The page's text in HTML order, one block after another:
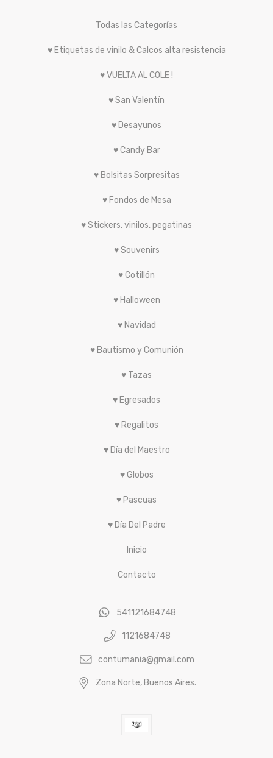
♥ Etiquetas de vinilo & Calcos alta resistencia
♥ VUELTA AL COLE !
♥ San Valentín
♥ Desayunos
♥ Candy Bar
♥ Bolsitas Sorpresitas
♥ Fondos de Mesa
♥ Stickers, vinilos, pegatinas
♥ Souvenirs
♥ Cotillón
♥ Halloween
♥ Navidad
♥ Bautismo y Comunión
♥ Tazas
♥ Egresados
♥ Regalitos
♥ Día del Maestro
♥ Globos
♥ Pascuas
♥ Día Del Padre
Inicio
Contacto
1121684748
contumania@gmail.com
Zona Norte, Buenos Aires.